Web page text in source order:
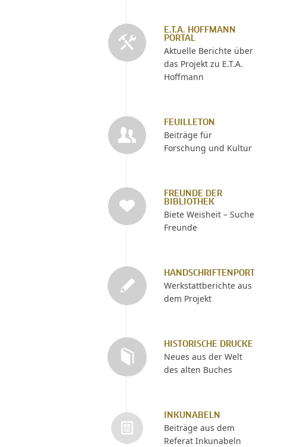
E.T.A. HOFFMANN
PORTAL
Aktuelle Berichte über
das Projekt zu E.T.A.
Hoffmann
FEUILLETON
Beiträge für
Forschung und Kultur
FREUNDE DER
BIBLIOTHEK
Biete Weisheit – Suche
Freunde
HANDSCHRIFTENPORTAL
Werkstattberichte aus
dem Projekt
HISTORISCHE DRUCKE
Neues aus der Welt
des alten Buches
INKUNABELN
Beiträge aus dem
Referat Inkunabeln